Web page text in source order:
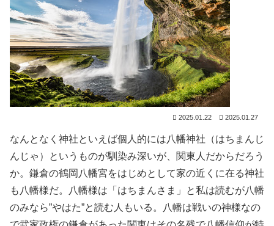
2025.01.22 2025.01.27
なんとなく神社といえば個人的には八幡神社（はちまんじ
んじゃ）というものが馴染み深いが、関東人だからだろう
か。鎌倉の鶴岡八幡宮をはじめとして家の近くに在る神社
も八幡様だ。八幡様は「はちまんさま」と私は読むが八幡
のみなら”やはた”と読む人もいる。八幡は戦いの神様なの